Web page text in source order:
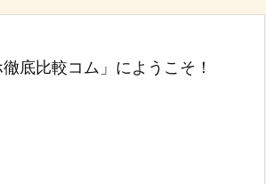
徹底比較コム」にようこそ！